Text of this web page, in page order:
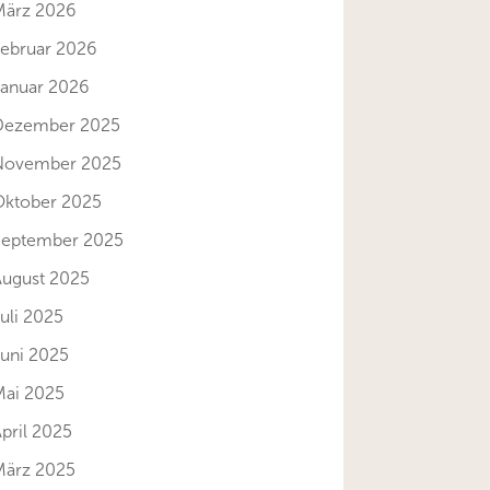
2026
2026
2026
2025
2025
2025
2025
2025
2025
2025
2025
2025
2025